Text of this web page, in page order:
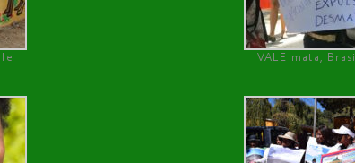
VALE mata, Brasil